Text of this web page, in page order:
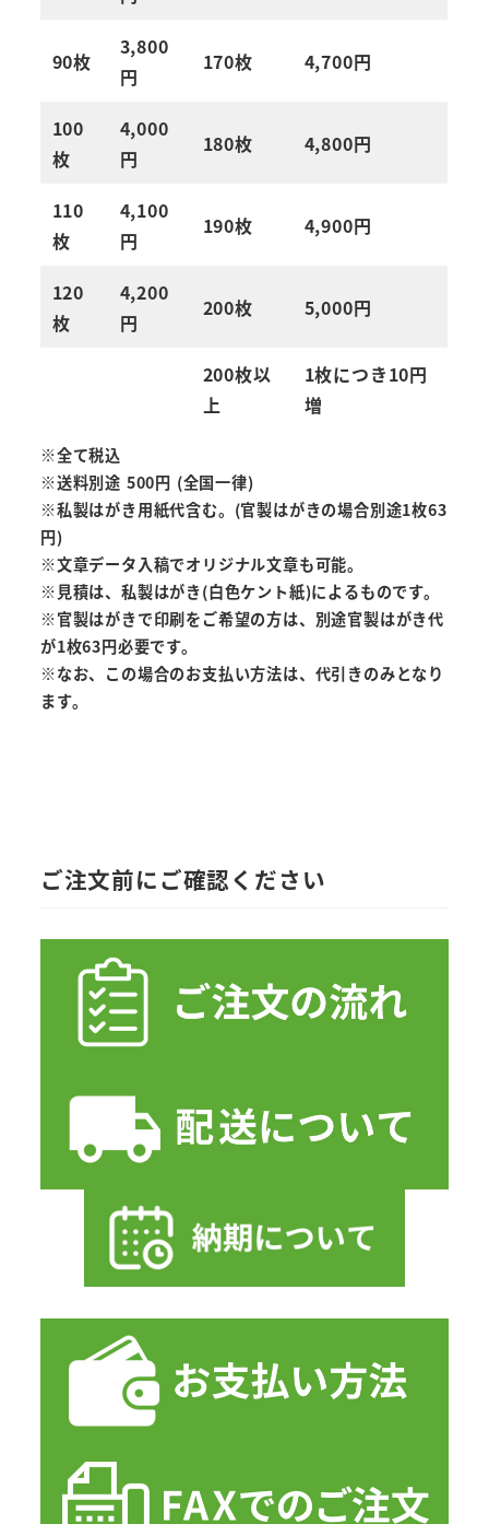
90枚
3,800
円
170枚 4,700円
100
枚
4,000
円
180枚 4,800円
110
枚
4,100
円
190枚 4,900円
120
枚
4,200
円
200枚 5,000円
200枚以
上
1枚につき10円
増
※全て税込
※送料別途 500円 (全国一律)
※私製はがき用紙代含む。(官製はがきの場合別途1枚63
円)
※文章データ入稿でオリジナル文章も可能。
※見積は、私製はがき(白色ケント紙)によるものです。
※官製はがきで印刷をご希望の方は、別途官製はがき代
が1枚63円必要です。
※なお、この場合のお支払い方法は、代引きのみとなり
ます。
ご注文前にご確認ください